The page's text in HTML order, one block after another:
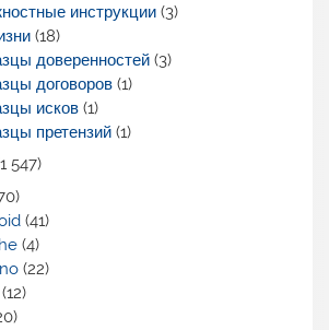
инструкции(3)
(18)
доверенностей(3)
договоров(1)
исков(1)
претензий(1)
547)
(41)
(4)
(22)
(12)